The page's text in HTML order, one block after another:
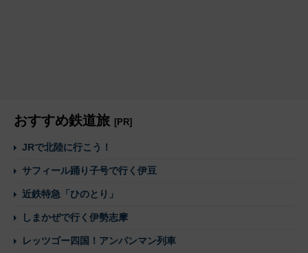
おすすめ鉄道旅 [PR]
JRで北陸に行こう！
サフィール踊り子号で行く伊豆
近鉄特急「ひのとり」
しまかぜで行く伊勢志摩
レッツゴー四国！アンパンマン列車